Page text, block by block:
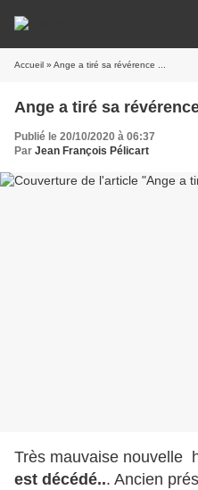
Accueil » Ange a tiré sa révérence ...
Ange a tiré sa
Publié le 20/10/2020 à 06:37
Par Jean François Pélicart
Très mauvaise nouvelle
est décédé... Ancien